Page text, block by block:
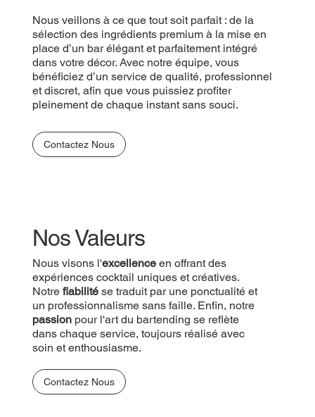
Nous veillons à ce que tout soit parfait : de la
sélection des ingrédients premium à la mise en
place d’un bar élégant et parfaitement intégré
dans votre décor. Avec notre équipe, vous
bénéficiez d’un service de qualité, professionnel
et discret, afin que vous puissiez profiter
pleinement de chaque instant sans souci.
Contactez Nous
Nos Valeurs
Nous visons l'excellenceen offrant des
expériences cocktail uniques et créatives.
Notre fiabilité se traduit par une ponctualité et
un professionnalisme sans faille. Enfin, notre
passionpour l'art du bartending se reflète
dans chaque service, toujours réalisé avec
soin et enthousiasme.
Contactez Nous